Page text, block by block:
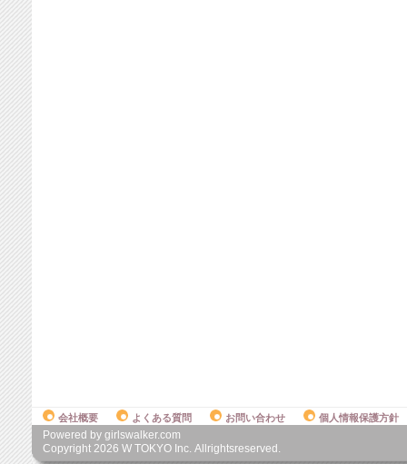
会社概要 よくある質問 お問い合わせ 個人情報保護方針
Powered by girlswalker.com
Copyright 2026 W TOKYO Inc. Allrightsreserved.